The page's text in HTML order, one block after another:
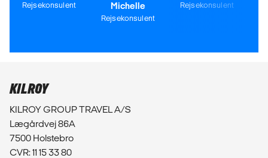
Rejsekonsulent
Michelle
Rejsekonsulent
Rejsekonsulent
KILROY
KILROY GROUP TRAVEL A/S
Lægårdvej 86A
7500 Holstebro
CVR: 11 15 33 80